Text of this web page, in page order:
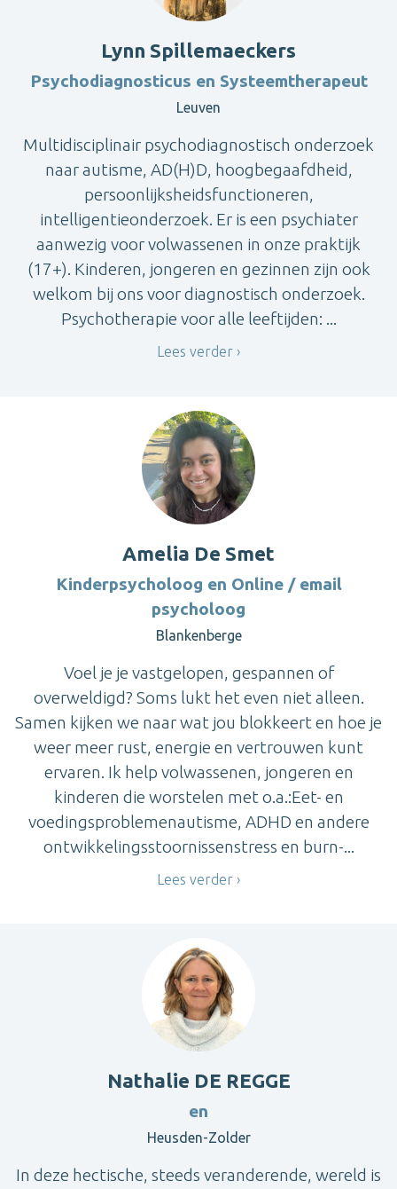
Lynn Spillemaeckers
Psychodiagnosticus en Systeemtherapeut
Leuven
Multidisciplinair psychodiagnostisch onderzoek
naar autisme, AD(H)D, hoogbegaafdheid,
persoonlijksheidsfunctioneren,
intelligentieonderzoek. Er is een psychiater
aanwezig voor volwassenen in onze praktijk
(17+). Kinderen, jongeren en gezinnen zijn ook
welkom bij ons voor diagnostisch onderzoek.
Psychotherapie voor alle leeftijden: ...
Lees verder
Amelia De Smet
Kinderpsycholoog en Online / email
psycholoog
Blankenberge
Voel je je vastgelopen, gespannen of
overweldigd? Soms lukt het even niet alleen.
Samen kijken we naar wat jou blokkeert en hoe je
weer meer rust, energie en vertrouwen kunt
ervaren. Ik help volwassenen, jongeren en
kinderen die worstelen met o.a.:Eet- en
voedingsproblemenautisme, ADHD en andere
ontwikkelingsstoornissenstress en burn-...
Lees verder
Nathalie DE REGGE
en
Heusden-Zolder
In deze hectische, steeds veranderende, wereld is